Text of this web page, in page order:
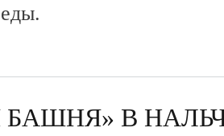
БАШНЯ» В